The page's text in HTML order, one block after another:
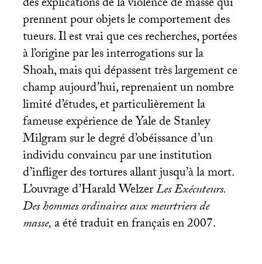
prennent pour objets le comportement des
tueurs. Il est vrai que ces recherches, portées
à l’origine par les interrogations sur la
Shoah, mais qui dépassent très largement ce
champ aujourd’hui, reprenaient un nombre
limité d’études, et particulièrement la
fameuse expérience de Yale de Stanley
Milgram sur le degré d’obéissance d’un
individu convaincu par une institution
d’infliger des tortures allant jusqu’à la mort.
L’ouvrage d’Harald WelzerLes Exécuteurs.
Des hommes ordinaires aux meurtriers de
masse,a été traduit en français en 2007.